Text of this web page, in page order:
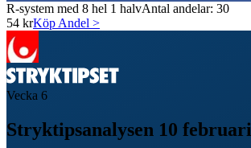
R-system med 8 hel 1 halvAntal andelar: 30
54 krKöp Andel >
Vecka 6
Stryktipsanalysen 10 februari